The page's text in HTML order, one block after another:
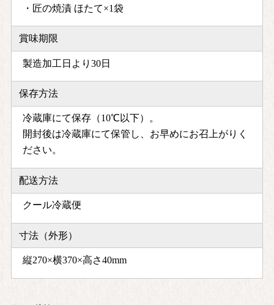
・匠の焼漬 ほたて×1袋
賞味期限
製造加工日より30日
保存方法
冷蔵庫にて保存（10℃以下）。
開封後は冷蔵庫にて保管し、お早めにお召上がりく
ださい。
配送方法
クール冷蔵便
寸法（外形）
縦270×横370×高さ40mm